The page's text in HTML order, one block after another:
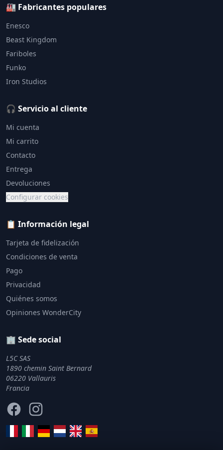
🏭 Fabricantes populares
Enesco
Beast Kingdom
Fariboles
Funko
Iron Studios
🎧 Servicio al cliente
Mi cuenta
Mi carrito
Contacto
Entrega
Devoluciones
Configurar cookies
📋 Información legal
Tarjeta de fidelización
Condiciones de venta
Pago
Privacidad
Quiénes somos
Opiniones WonderCity
🏢 Sede social
L5C SAS
1890 chemin Saint Bernard
06220 Vallauris
Francia
FacebookInstagram